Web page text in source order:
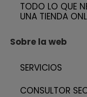
TODO LO QUE
UNA TIENDA
Sobre la web
SERVICIOS
CONSULTOR